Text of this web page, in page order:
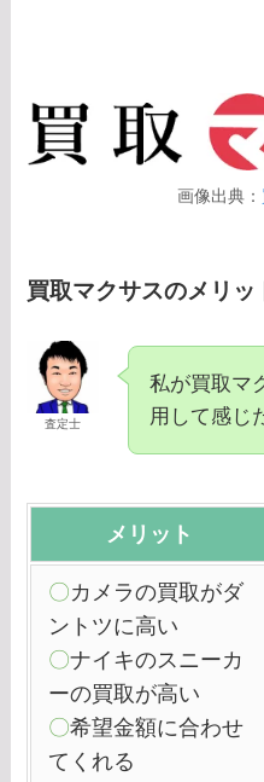
画像出典：
買取マクサスのメリッ
査定士
私が買取マ
用して感じ
メリット
〇カメラの買取がダ
ントツに高い
〇ナイキのスニーカ
ーの買取が高い
〇希望金額に合わせ
てくれる